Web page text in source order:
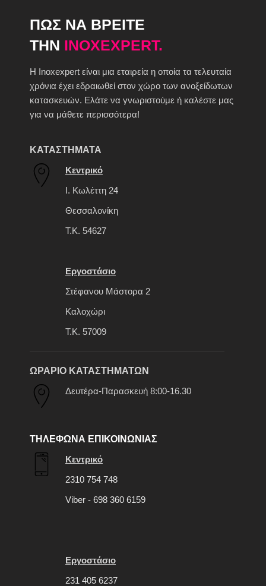
ΠΩΣ ΝΑ ΒΡΕΙΤΕ
ΤΗΝ INOXEXPERT.
H Inoxexpert είναι μια εταιρεία η οποία τα τελευταία
χρόνια έχει εδραιωθεί στον χώρο των ανοξείδωτων
κατασκευών. Ελάτε να γνωριστούμε ή καλέστε μας
για να μάθετε περισσότερα!
ΚΑΤΑΣΤΗΜΑΤΑ
Κεντρικό
Ι. Κωλέττη 24
Θεσσαλονίκη
Τ.Κ. 54627
Εργοστάσιο
Στέφανου Μάστορα 2
Καλοχώρι
Τ.Κ. 57009
ΩΡΑΡΙΟ ΚΑΤΑΣΤΗΜΑΤΩΝ
Δευτέρα-Παρασκευή 8:00-16.30
ΤΗΛΕΦΩΝΑ ΕΠΙΚΟΙΝΩΝΙΑΣ
Κεντρικό
2310 754 748
Viber - 698 360 6159
Εργοστάσιο
231 405 6237